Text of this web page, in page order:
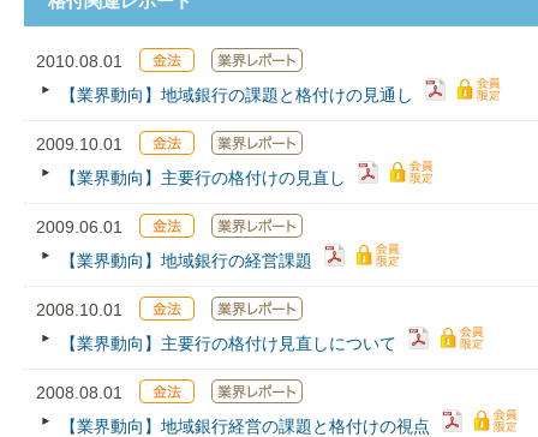
2010.08.01
【業界動向】地域銀行の課題と格付けの見通し
2009.10.01
【業界動向】主要行の格付けの見直し
2009.06.01
【業界動向】地域銀行の経営課題
2008.10.01
【業界動向】主要行の格付け見直しについて
2008.08.01
【業界動向】地域銀行経営の課題と格付けの視点